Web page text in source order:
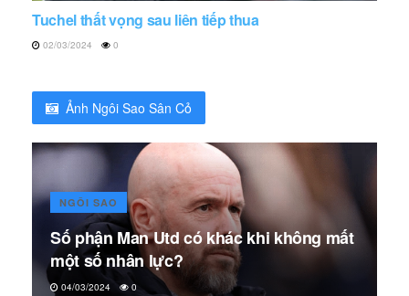
Tuchel thất vọng sau liên tiếp thua
02/03/2024 0
Ảnh Ngôi Sao Sân Cỏ
NGÔI SAO
Số phận Man Utd có khác khi không mất
một số nhân lực?
04/03/2024 0